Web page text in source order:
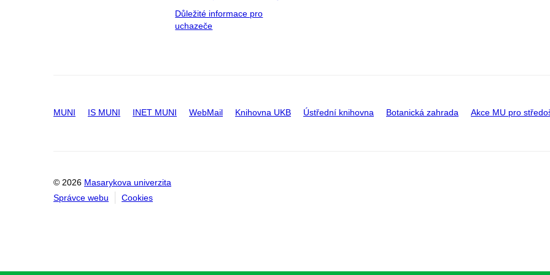
Důležité informace pro
uchazeče
MUNI IS MUNI INET MUNI WebMail Knihovna UKB Ústřední knihovna Botanická zahrada Akce MU pro
© 2026 Masarykova univerzita
Správce webu
Cookies